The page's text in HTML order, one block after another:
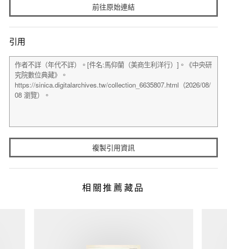
前往原始連結
引用
複製引用資訊
相關推薦藏品